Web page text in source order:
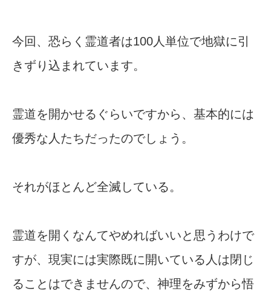
今回、恐らく霊道者は100人単位で地獄に引
きずり込まれています。
霊道を開かせるぐらいですから、基本的には
優秀な人たちだったのでしょう。
それがほとんど全滅している。
霊道を開くなんてやめればいいと思うわけで
すが、現実には実際既に開いている人は閉じ
ることはできませんので、神理をみずから悟